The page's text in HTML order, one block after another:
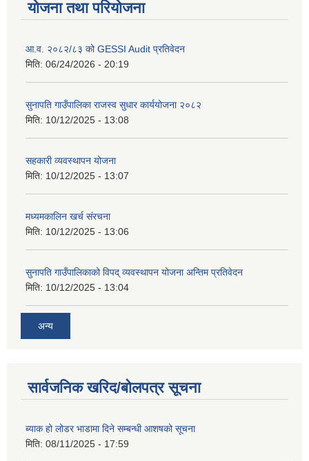
योजना तथा परियोजना
आ.व. २०८२/८३ को GESSI Audit प्रतिवेदन
मिति: 06/24/2026 - 20:19
सुनापति गाउँपालिका राजस्व सुधार कार्ययोजना २०८२
मिति: 10/12/2025 - 13:08
सहकारी व्यवस्थापन योजना
मिति: 10/12/2025 - 13:07
मध्यमकालिन खर्च संरचना
मिति: 10/12/2025 - 13:06
सुनापति गाउँपालिकाको विपद् व्यवस्थापन योजना अन्तिम प्रतिवेदन
मिति: 10/12/2025 - 13:04
अन्य
सार्वजनिक खरिद/बोलपत्र सूचना
ब्याक हो लोडर भाडामा दिने सम्बन्धी आशषको सूचना
मिति: 08/11/2025 - 17:59